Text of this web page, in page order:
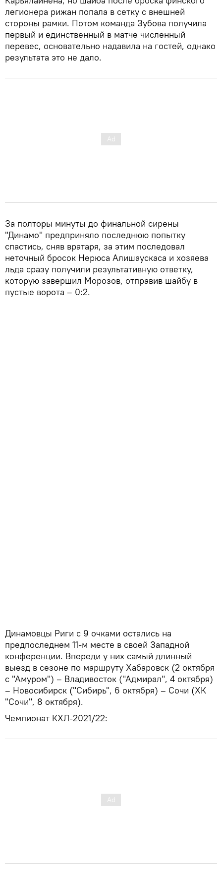
легионера рижан попала в сетку с внешней
стороны рамки. Потом команда Зубова получила
первый и единственный в матче численный
перевес, основательно надавила на гостей, однако
результата это не дало.
За полторы минуты до финальной сирены
"Динамо" предприняло последнюю попытку
спастись, сняв вратаря, за этим последовал
неточный бросок Нерюса Алишаускаса и хозяева
льда сразу получили результативную ответку,
которую завершил Морозов, отправив шайбу в
пустые ворота – 0:2.
Динамовцы Риги с 9 очками остались на
предпоследнем 11-м месте в своей Западной
конференции. Впереди у них самый длинный
выезд в сезоне по маршруту Хабаровск (2 октября
с "Амуром") – Владивосток ("Адмирал", 4 октября)
– Новосибирск ("Сибирь", 6 октября) – Сочи (ХК
"Сочи", 8 октября).
Чемпионат КХЛ-2021/22: